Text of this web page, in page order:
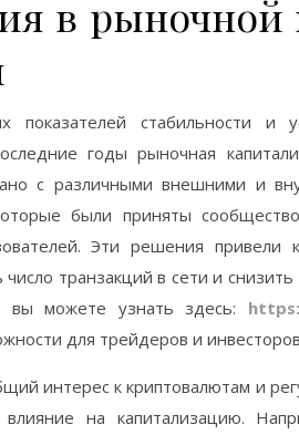
в рыночной
стабильности и
годы рыночная
с различными внешними и
были приняты
Эти решения
число транзакций в сети и
вы можете узнать здесь:
для трейдеров и
интерес к криптовалютам и
на капитализацию.